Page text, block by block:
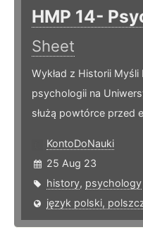
HMP 14-
Sheet
Wykład z Historii
psychologii na
służą powtórce przed
KontoDoNauki
25 Aug 23
history, psychology
język polski,